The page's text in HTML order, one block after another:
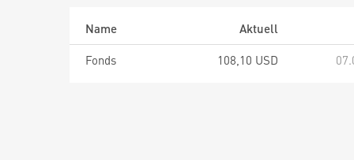
Name
Aktuell
Fonds
108,10 USD